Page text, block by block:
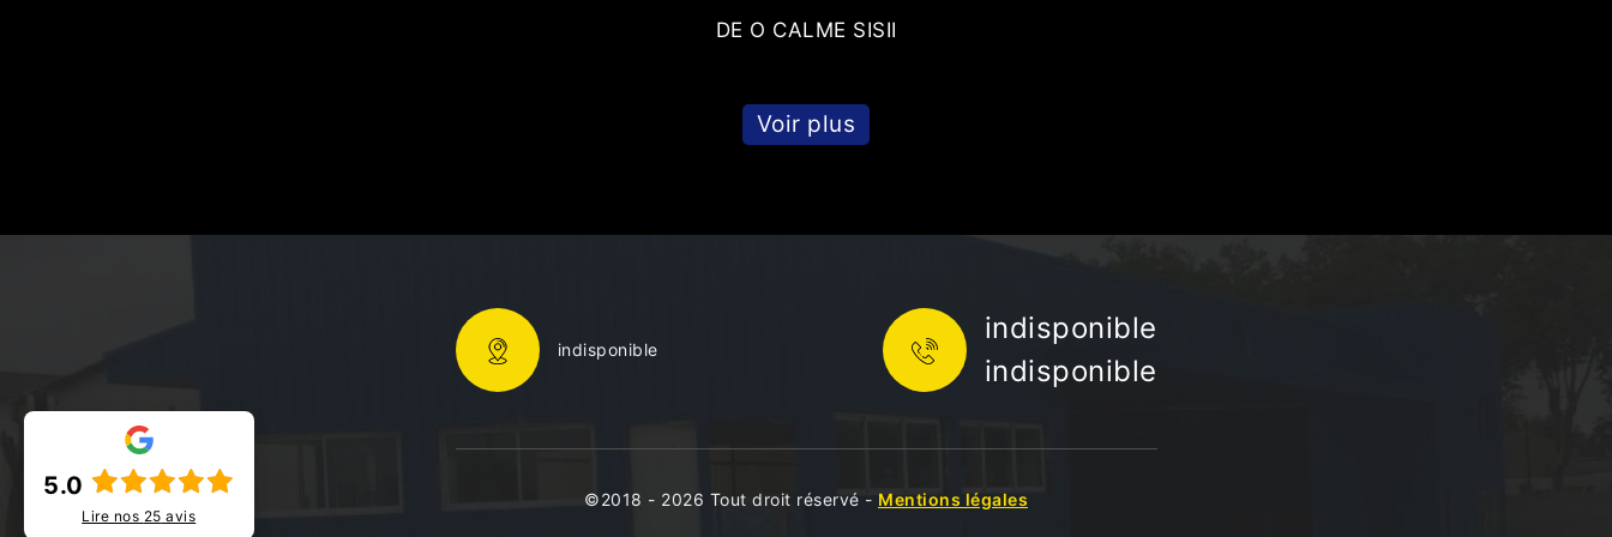
DE O CALME SISII
Voir plus
indisponible
indisponible
indisponible
©2018 - 2026 Tout droit réservé - Mentions légales
5.0
Lire nos 25 avis